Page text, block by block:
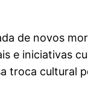
de novos
e iniciativas
troca cultural